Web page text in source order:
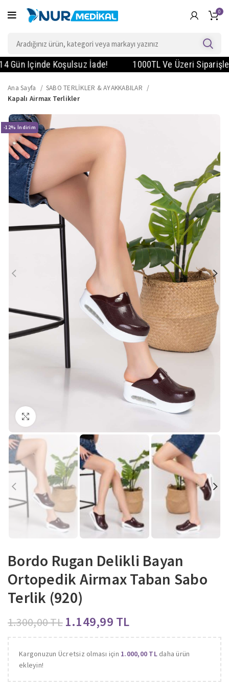
0
Içinde Koşulsuz İade! 1000TL Ve Üzeri Siparişlerde
Ana Sayfa
SABO TERLİKLER & AYAKKABILAR
Kapalı Airmax Terlikler
-12%
Bordo Rugan Delikli Bayan
Ortopedik Airmax Taban Sabo
Terlik (920)
1.300,00TL 1.149,99 TL
Kargonuzun Ücretsiz olması için 1.000,00 TLdaha ürün
ekleyin!